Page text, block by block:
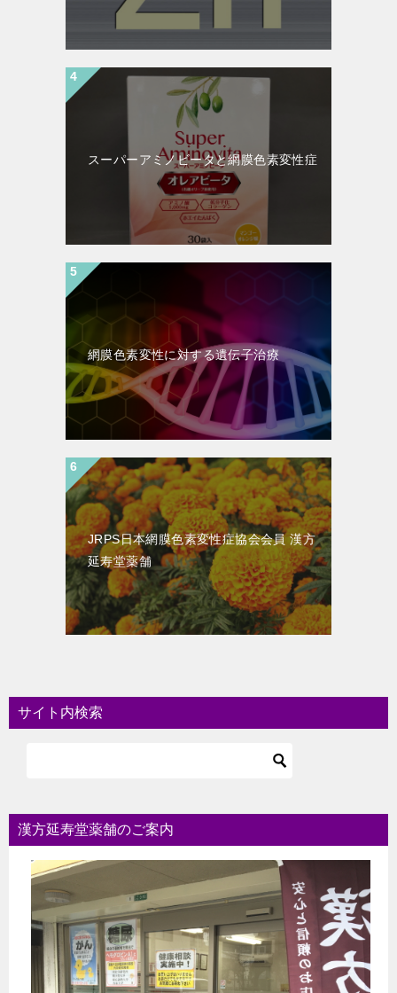
スーパーアミノビータと網膜色素変性症
網膜色素変性に対する遺伝子治療
JRPS日本網膜色素変性症協会会員 漢方
延寿堂薬舗
サイト内検索
漢方延寿堂薬舗のご案内